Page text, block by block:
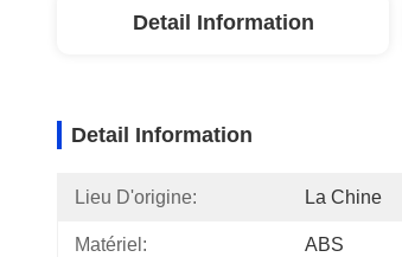
Detail Information
Detail Information
Lieu D'origine: La Chine
Matériel: ABS